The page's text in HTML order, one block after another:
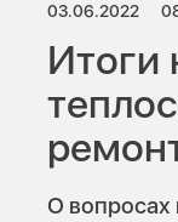
03.06.2022
Итоги
О вопросах